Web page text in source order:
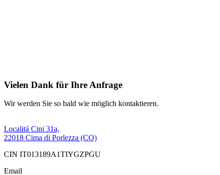
Vielen Dank für Ihre Anfrage
Wir werden Sie so bald wie möglich kontaktieren.
Localitá Cini 31a,
22018 Cima di Porlezza (CO)
CIN IT013189A1TIYGZPGU
Email